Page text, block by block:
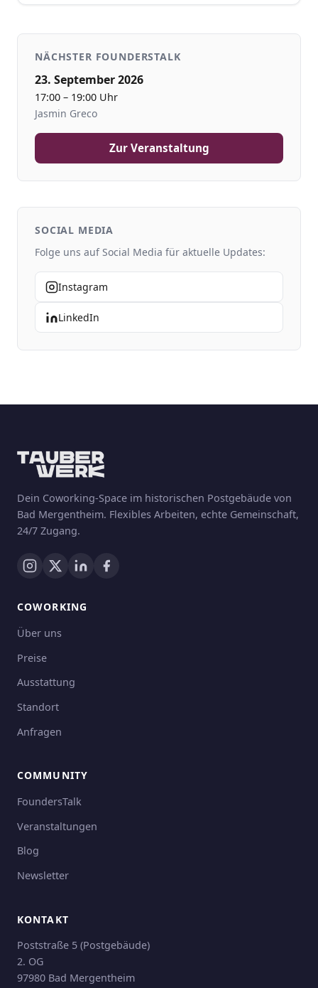
NÄCHSTER FOUNDERSTALK
23. September 2026
17:00 – 19:00 Uhr
Jasmin Greco
Zur Veranstaltung
SOCIAL MEDIA
Folge uns auf Social Media für aktuelle Updates:
Instagram
LinkedIn
Dein Coworking-Space im historischen Postgebäude von
Bad Mergentheim. Flexibles Arbeiten, echte Gemeinschaft,
24/7 Zugang.
COWORKING
Über uns
Preise
Ausstattung
Standort
Anfragen
COMMUNITY
FoundersTalk
Veranstaltungen
Blog
Newsletter
KONTAKT
Poststraße 5 (Postgebäude)
2. OG
97980 Bad Mergentheim